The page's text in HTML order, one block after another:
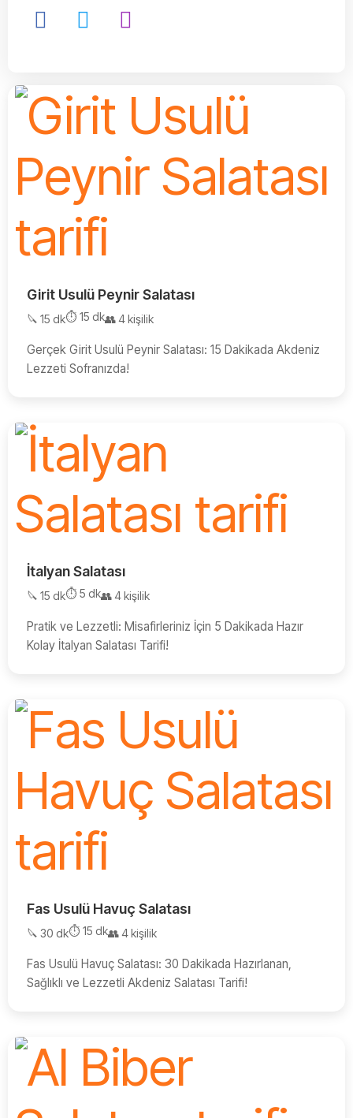
Girit Usulü Peynir Salatası
🔪 15 dk⏱️ 15 dk👥 4 kişilik
Gerçek Girit Usulü Peynir Salatası: 15 Dakikada Akdeniz
Lezzeti Sofranızda!
İtalyan Salatası
🔪 15 dk⏱️ 5 dk👥 4 kişilik
Pratik ve Lezzetli: Misafirleriniz İçin 5 Dakikada Hazır
Kolay İtalyan Salatası Tarifi!
Fas Usulü Havuç Salatası
🔪 30 dk⏱️ 15 dk👥 4 kişilik
Fas Usulü Havuç Salatası: 30 Dakikada Hazırlanan,
Sağlıklı ve Lezzetli Akdeniz Salatası Tarifi!